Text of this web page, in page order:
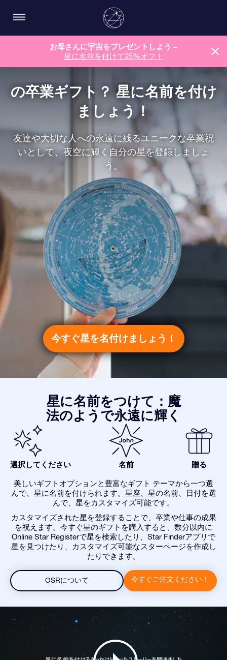
お母さんに宇宙をプレゼントしよう –
星に名前を付けて25%オフ！
の卒業ギフト？ 星に名前を付け
ましょう！
友達や大切な人への永遠に残るユニークな卒業祝
いとして、夜空に輝く自分の星を登録しましょ
う。
今すぐ星を名付けましょう！
星に名前をつけて：魔
法のようで永遠に輝く
選択してください 名前 贈る
美しいギフトオプションと豊富なギフト テーマから一つ選
んで、星に名前を付けられます。星座、星の名前、日付を選
んで、星をカスタマイズ可能です。
カスタマイズされた星を登録することで、卒業や仕事の成果
を祝えます。今すぐ星のギフトを購入すると、数分以内に
Online Star Registerで星を検索したり、Star Finderアプリで
星を見つけたり、カスタマイズ可能なスターページを作成し
たりできます。
OSRについて 今すぐご注文ください！